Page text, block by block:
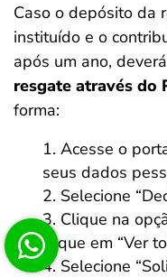
Caso o depósito da
instituído e o
após um ano,
resgate através do
forma:
Acesse o
seus dados
Selecione
Clique na
clique em “Ver
Selecione